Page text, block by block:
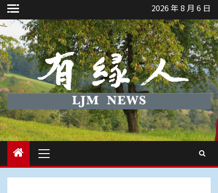
Skip
to
content
2026 年 8 月 6 日
Menu